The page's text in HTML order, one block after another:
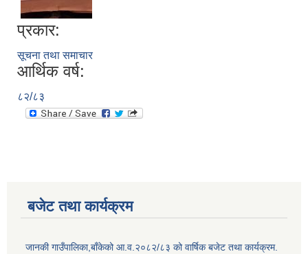
प्रकार:
सूचना तथा समाचार
आर्थिक वर्ष:
८२/८३
बजेट तथा कार्यक्रम
जानकी गाउँपालिका,बाँकेको आ.व.२०८२/८३ को वार्षिक बजेट तथा कार्यक्रम.